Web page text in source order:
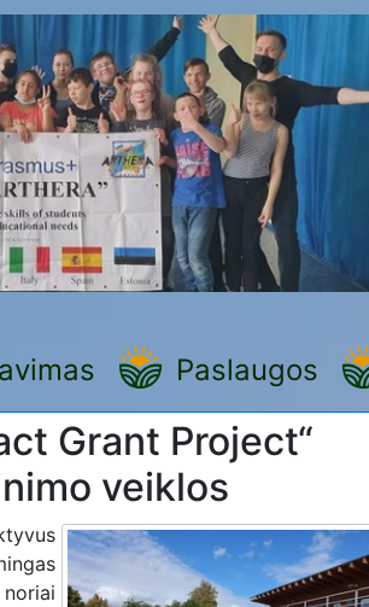
Paslaugos
Grant Project“
veiklos